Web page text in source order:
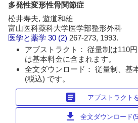
多発性変形性骨関節症
松井寿夫, 遊道和雄
富山医科薬科大学医学部整形外科
医学と薬学 30 (2) 267-273, 1993.
アブストラクト： 従量制は110
は基本料金に含まれます。
全文ダウンロード： 従量制、基
(税込) です。
article アブストラクト
download 全文ダウンロード